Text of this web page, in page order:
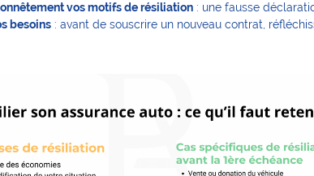
vos motifs de résiliation : une fausse
besoins : avant de souscrire un nouveau contrat,